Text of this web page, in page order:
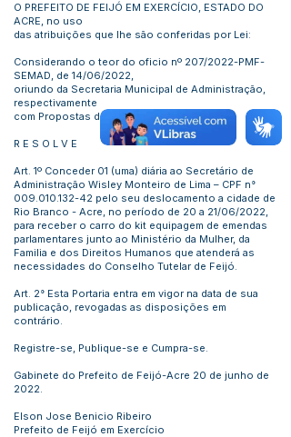
O PREFEITO DE FEIJÓ EM EXERCÍCIO, ESTADO DO
ACRE, no uso
das atribuições que lhe são conferidas por Lei:
Considerando o teor do oficio nº 207/2022-PMF-
SEMAD, de 14/06/2022,
oriundo da Secretaria Municipal de Administração,
respectivamente
com Propostas de Viagem.
R E S O L V E
Art. 1º Conceder 01 (uma) diária ao Secretário de
Administração Wisley Monteiro de Lima – CPF n°
009.010.132-42 pelo seu deslocamento a cidade de
Rio Branco - Acre, no período de 20 a 21/06/2022,
para receber o carro do kit equipagem de emendas
parlamentares junto ao Ministério da Mulher, da
Familia e dos Direitos Humanos que atenderá as
necessidades do Conselho Tutelar de Feijó.
Art. 2° Esta Portaria entra em vigor na data de sua
publicação, revogadas as disposições em
contrário.
Registre-se, Publique-se e Cumpra-se.
Gabinete do Prefeito de Feijó-Acre 20 de junho de
2022.
Elson Jose Benicio Ribeiro
Prefeito de Feijó em Exercício